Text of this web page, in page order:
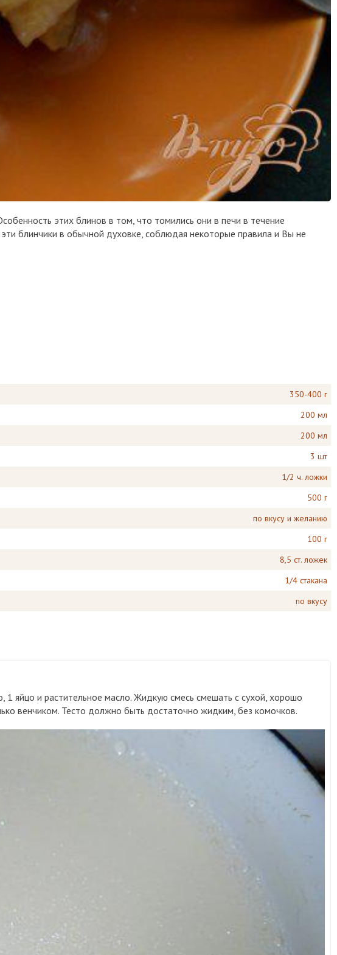
этих блинов в том, что томились они в печи в течение
блинчики в обычной духовке, соблюдая некоторые правила и Вы не
350-400 г
200 мл
200 мл
3 шт
1/2 ч. ложки
500 г
по вкусу и желанию
100 г
8,5 ст. ложек
1/4 стакана
по вкусу
1 яйцо и растительное масло. Жидкую смесь смешать с сухой, хорошо
венчиком. Тесто должно быть достаточно жидким, без комочков.